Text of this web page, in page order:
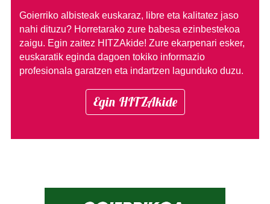
Goierriko albisteak euskaraz, libre eta kalitatez jaso
nahi dituzu? Horretarako zure babesa ezinbestekoa
zaigu. Egin zaitez HITZAkide! Zure ekarpenari esker,
euskaratik eginda dagoen tokiko informazio
profesionala garatzen eta indartzen lagunduko duzu.
Egin HITZAkide